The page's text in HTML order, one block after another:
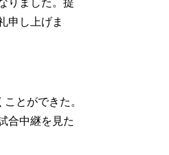
りました。提
申し上げま
とができた。
合中継を見た